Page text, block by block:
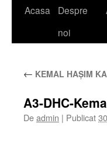
Acasa
Despre
noi
← KEMAL HAŞIM
A3-DHC-
Deadmin | Publicat